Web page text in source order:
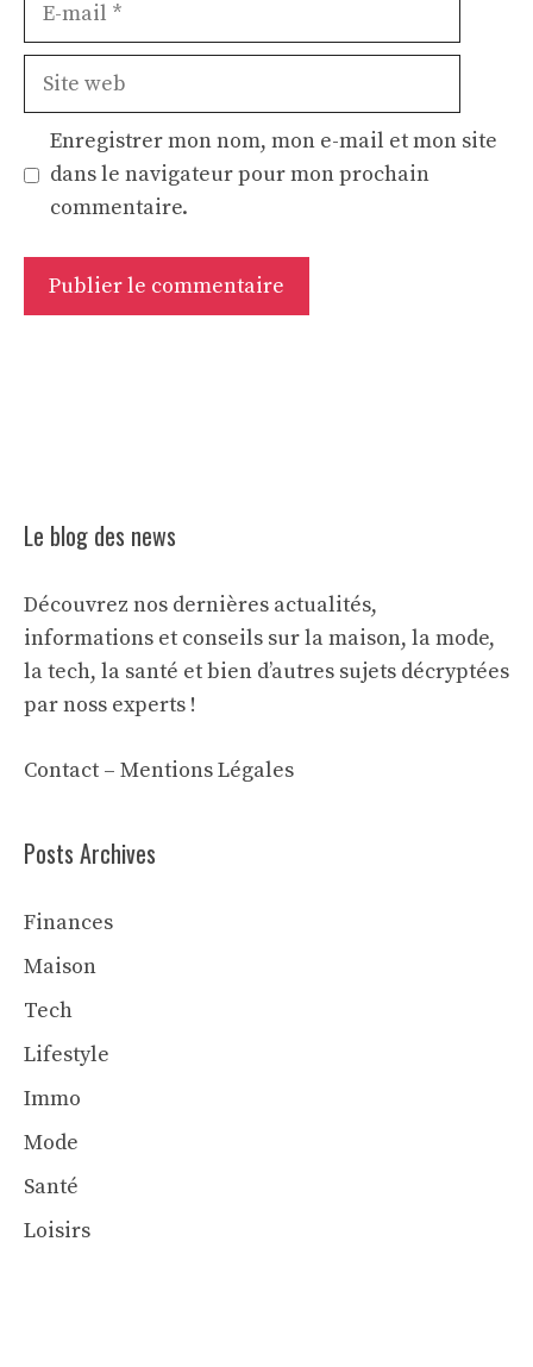
Site
Enregistrer mon nom, mon e-mail et mon site
dans le navigateur pour mon prochain
commentaire.
Le blog des news
Découvrez nos dernières actualités,
informations et conseils sur la maison, la mode,
la tech, la santé et bien d’autres sujets décryptées
par noss experts !
Contact – Mentions Légales
Posts Archives
Finances
Maison
Tech
Lifestyle
Immo
Mode
Santé
Loisirs